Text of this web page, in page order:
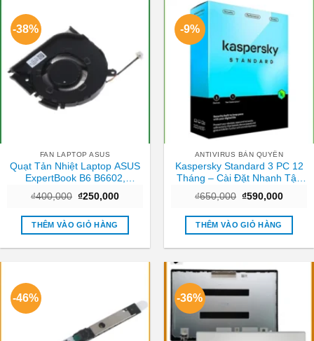
-38%
FAN LAPTOP ASUS
Quạt Tản Nhiệt Laptop ASUS
ExpertBook B6 B6602,
Ngay TPHCM
₫400,000 Giá
là:
₫400,000.
₫250,000Giá
tại
₫250,000.
THÊM VÀO GIỎ HÀNG
-9%
ANTIVIRUS BẢN QUYỀN
Kaspersky Standard 3 PC 12
Tháng – Cài Đặt Nhanh Tận
₫650,000 Giá
là:
₫650,000.
₫590,000Giá
tại
THÊM VÀO GIỎ HÀNG
-46% -36%